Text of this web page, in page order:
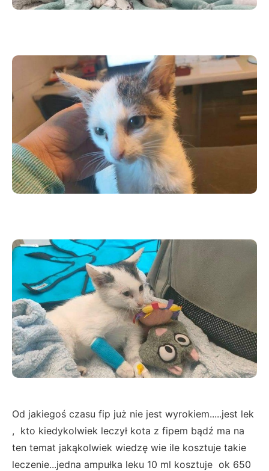
Od jakiegoś czasu fip już nie jest wyrokiem.....jest lek
, kto kiedykolwiek leczył kota z fipem bądź ma na
ten temat jakąkolwiek wiedzę wie ile kosztuje takie
leczenie...jedna ampułka leku 10 ml kosztuje ok 650